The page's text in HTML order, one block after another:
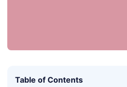
Table of Contents